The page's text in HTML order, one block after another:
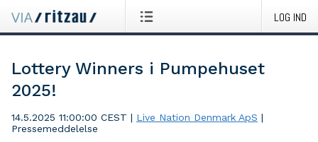
LOG IND
Lottery Winners i Pumpehuset
2025!
14.5.2025 11:00:00 CEST | Live Nation Denmark ApS |
Pressemeddelelse